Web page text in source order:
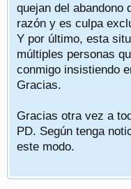
quejan del abandono
razón y es culpa
Y por último, esta
múltiples personas
conmigo insistiendo
Gracias.
Gracias otra vez a
PD. Según tenga
este modo.